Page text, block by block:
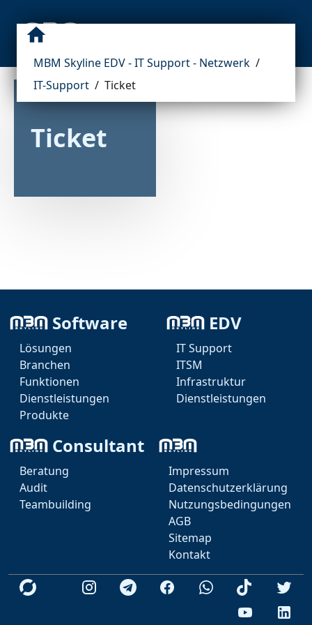
MBM Skyline EDV - IT Support - Netzwerk /
IT-Support / Ticket
Ticket
Software
Lösungen
Branchen
Funktionen
Dienstleistungen
Produkte
EDV
IT Support
ITSM
Infrastruktur
Dienstleistungen
Consultant
Beratung
Audit
Teambuilding
Impressum
Datenschutzerklärung
Nutzungsbedingungen
AGB
Sitemap
Kontakt